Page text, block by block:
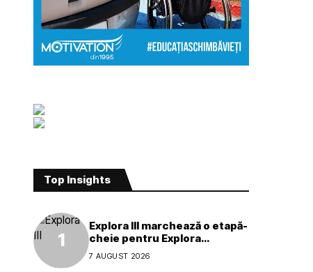
Top Insights
Explora III marchează o etapă-
cheie pentru Explora
Journeys
7 AUGUST 2026